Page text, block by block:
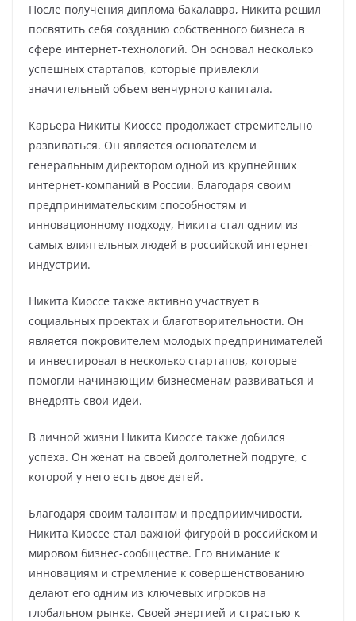
После получения диплома бакалавра, Никита решил
посвятить себя созданию собственного бизнеса в
сфере интернет-технологий. Он основал несколько
успешных стартапов, которые привлекли
значительный объем венчурного капитала.
Карьера Никиты Киоссе продолжает стремительно
развиваться. Он является основателем и
генеральным директором одной из крупнейших
интернет-компаний в России. Благодаря своим
предпринимательским способностям и
инновационному подходу, Никита стал одним из
самых влиятельных людей в российской интернет-
индустрии.
Никита Киоссе также активно участвует в
социальных проектах и благотворительности. Он
является покровителем молодых предпринимателей
и инвестировал в несколько стартапов, которые
помогли начинающим бизнесменам развиваться и
внедрять свои идеи.
В личной жизни Никита Киоссе также добился
успеха. Он женат на своей долголетней подруге, с
которой у него есть двое детей.
Благодаря своим талантам и предприимчивости,
Никита Киоссе стал важной фигурой в российском и
мировом бизнес-сообществе. Его внимание к
инновациям и стремление к совершенствованию
делают его одним из ключевых игроков на
глобальном рынке. Своей энергией и страстью к